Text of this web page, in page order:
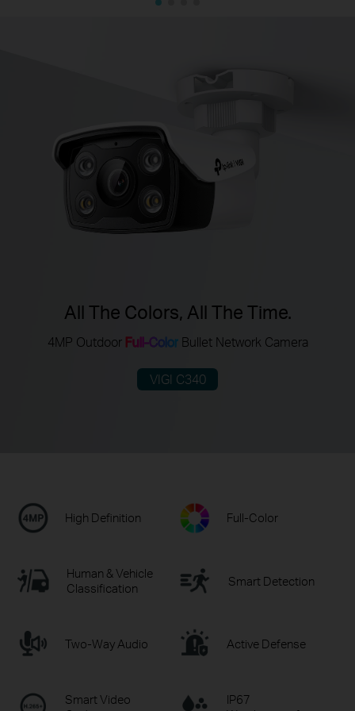
All The Colors, All The Time.
4MP Outdoor Full-ColorBullet Network Camera
VIGI C340
High Definition Full-Color
Human & Vehicle
Classification
Smart Detection
Two-Way Audio Active Defense
Smart Video
IP67